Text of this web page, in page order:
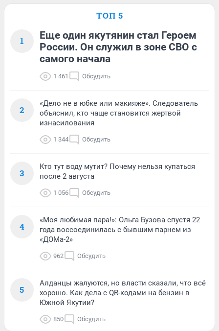
ТОП 5
1
Еще один якутянин стал Героем
России. Он служил в зоне СВО с
самого начала
1 461 Обсудить
2
«Дело не в юбке или макияже». Следователь
объяснил, кто чаще становится жертвой
изнасилования
1 344 Обсудить
3
Кто тут воду мутит? Почему нельзя купаться
после 2 августа
1 056 Обсудить
4
«Моя любимая пара!»: Ольга Бузова спустя 22
года воссоединилась с бывшим парнем из
«ДОМа-2»
962 Обсудить
5
Алданцы жалуются, но власти сказали, что всё
хорошо. Как дела с QR-кодами на бензин в
Южной Якутии?
850 Обсудить